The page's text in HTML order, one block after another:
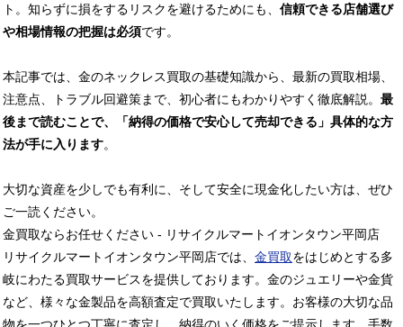
ト。知らずに損をするリスクを避けるためにも、 信頼できる店舗選び
や相場情報の把握は必須です。
本記事では、金のネックレス買取の基礎知識から、最新の買取相場、
注意点、トラブル回避策まで、初心者にもわかりやすく徹底解説。 最
後まで読むことで、「納得の価格で安心して売却できる」具体的な方
法が手に入ります。
大切な資産を少しでも有利に、そして安全に現金化したい方は、ぜひ
ご一読ください。
金買取ならお任せください - リサイクルマートイオンタウン平岡店
リサイクルマートイオンタウン平岡店では、 金買取をはじめとする多
岐にわたる買取サービスを提供しております。金のジュエリーや金貨
など、様々な金製品を高額査定で買取いたします。お客様の大切な品